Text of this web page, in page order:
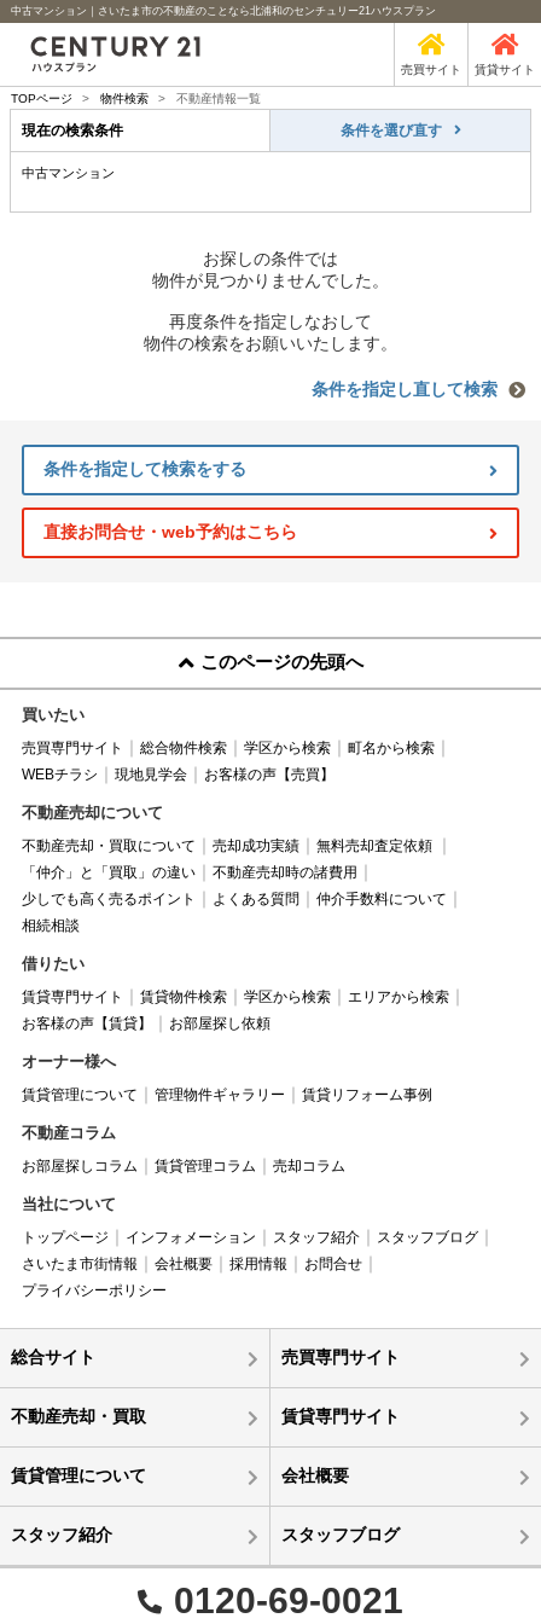
中古マンション｜さいたま市の不動産のことなら北浦和のセンチュリー21ハウスプラン
売買サイト 賃貸サイト
TOPページ > 物件検索 > 不動産情報一覧
現在の検索条件 条件を選び直す
中古マンション
お探しの条件では
物件が見つかりませんでした。
再度条件を指定しなおして
物件の検索をお願いいたします。
条件を指定し直して検索
条件を指定して検索をする
直接お問合せ・web予約はこちら
このページの先頭へ
買いたい
売買専門サイト 総合物件検索 学区から検索
町名から検索
WEBチラシ
現地見学会 お客様の声【売買】
不動産売却について
不動産売却・買取について 売却成功実績
無料売却査定依頼
「仲介」と「買取」の違い
不動産売却時の諸費用
少しでも高く売るポイント
よくある質問
仲介手数料について
相続相談
借りたい
賃貸専門サイト 賃貸物件検索 学区から検索
エリアから検索
お客様の声【賃貸】
お部屋探し依頼
オーナー様へ
賃貸管理について 管理物件ギャラリー 賃貸リフォーム事例
不動産コラム
お部屋探しコラム 賃貸管理コラム 売却コラム
当社について
トップページ インフォメーション スタッフ紹介
スタッフブログ
さいたま市街情報
会社概要 採用情報
お問合せ
プライバシーポリシー
総合サイト 売買専門サイト
不動産売却・買取 賃貸専門サイト
賃貸管理について 会社概要
スタッフ紹介 スタッフブログ
0120-69-0021